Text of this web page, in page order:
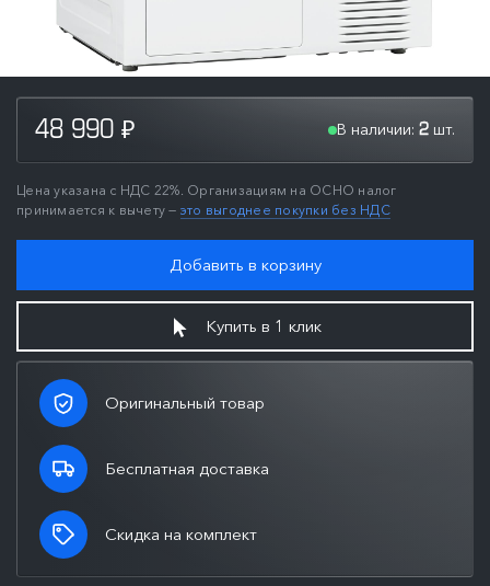
48 990 ₽ В наличии: 2 шт.
Цена указана с НДС 22%. Организациям на ОСНО налог
принимается к вычету — это выгоднее покупки без НДС
Добавить в корзину
Купить в 1 клик
Оригинальный товар
Бесплатная доставка
Скидка на комплект